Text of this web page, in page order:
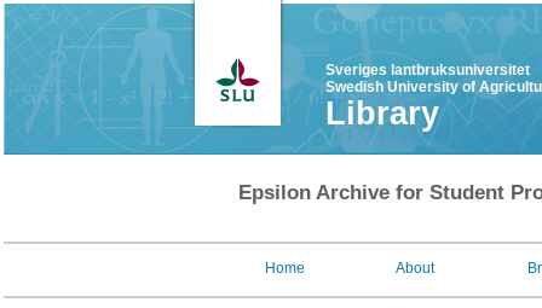
Sveriges lantbruksuniversitet
Swedish University of
Library
Epsilon Archive for Student
Home About